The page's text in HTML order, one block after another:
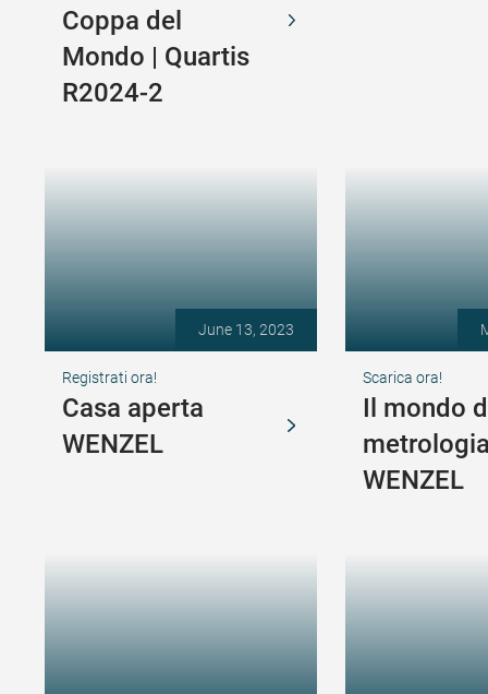
Coppa del
Mondo | Quartis
R2024-2
June 13, 2023
Registrati ora!
Casa aperta
WENZEL
Scarica ora!
Il mondo
WENZEL